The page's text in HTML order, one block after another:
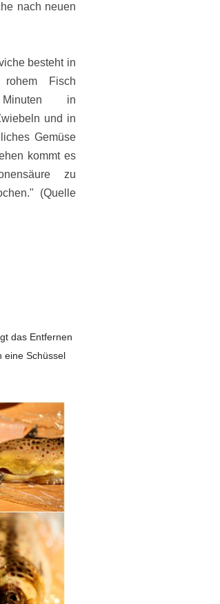
nach neuen
besteht in
rohem Fisch
in
und in
Gemüse
kommt es
zu
(Quelle
das Entfernen
eine Schüssel